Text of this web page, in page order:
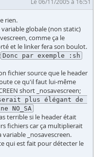
rien.
globale (non static)
comme ça le
et le linker fera son boulot.
Donc par exemple :sh
fichier source que le header
ce qu'il faut lui-même
short _nosavescreen;
plus élégant de
NO_SA
terrible si le header était
fichiers car ça multiplierait
_nosavescreen.
qui est fait pour détecter le